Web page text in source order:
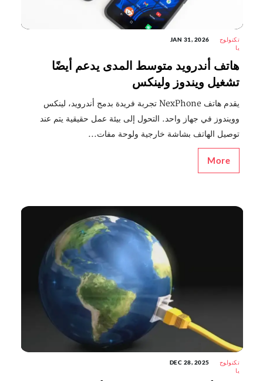
تكنولوج
يا
JAN 31, 2026
هاتف أندرويد متوسط المدى يدعم أيضًا
تشغيل ويندوز ولينكس
يقدم هاتف NexPhone تجربة فريدة بدمج أندرويد، لينكس
وويندوز في جهاز واحد. التحول إلى بيئة عمل حقيقية يتم عند
توصيل الهاتف بشاشة خارجية ولوحة مفات...
More
تكنولوج
يا
DEC 28, 2025